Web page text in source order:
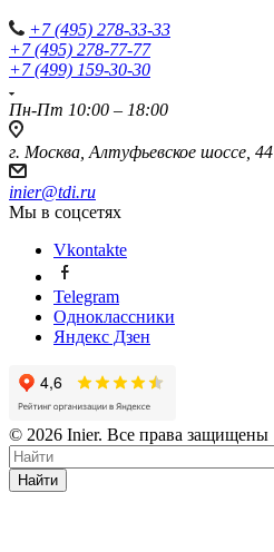
+7 (495) 278-33-33
+7 (495) 278-77-77
+7 (499) 159-30-30
Пн-Пт 10:00 – 18:00
г. Москва, Алтуфьевское шоссе, 44
inier@tdi.ru
Мы в соцсетях
Vkontakte
Telegram
Одноклассники
Яндекс Дзен
© 2026 Inier. Все права защищены
Найти